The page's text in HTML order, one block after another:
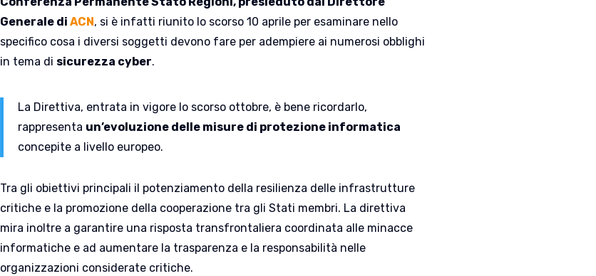
Generale di ACN , si è infatti riunito lo scorso 10 aprile per esaminare nello
specifico cosa i diversi soggetti devono fare per adempiere ai numerosi obblighi
in tema di sicurezza cyber.
La Direttiva, entrata in vigore lo scorso ottobre, è bene ricordarlo,
rappresenta un’evoluzione delle misure di protezione informatica
concepite a livello europeo.
Tra gli obiettivi principali il potenziamento della resilienza delle infrastrutture
critiche e la promozione della cooperazione tra gli Stati membri. La direttiva
mira inoltre a garantire una risposta transfrontaliera coordinata alle minacce
informatiche e ad aumentare la trasparenza e la responsabilità nelle
organizzazioni considerate critiche.